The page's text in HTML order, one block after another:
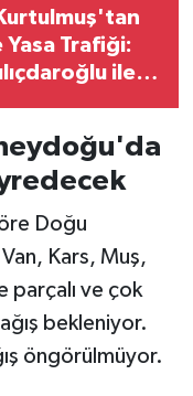
Yasa Trafiği:
ile
Doğu
Kars, Muş,
parçalı ve çok
bekleniyor.
öngörülmüyor.